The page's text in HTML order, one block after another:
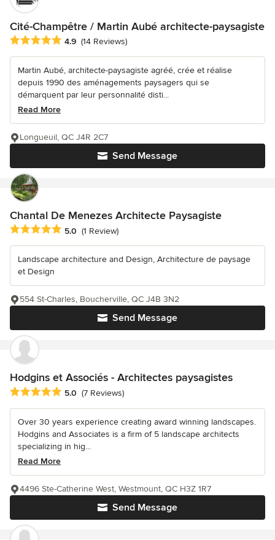
Cité-Champêtre / Martin Aubé architecte-paysagiste
Average rating: 4.9 out of 5 stars
4.9 (14 Reviews)
Martin Aubé, architecte-paysagiste agréé, crée et réalise
depuis 1990 des aménagements paysagers qui se
démarquent par leur personnalité disti...
Read More
Send Message
Longueuil, QC J4R 2C7
Chantal De Menezes Architecte Paysagiste
Average rating: 5 out of 5 stars
5.0 (1 Review)
Landscape architecture and Design, Architecture de paysage
et Design
Send Message
554 St-Charles, Boucherville, QC J4B 3N2
Hodgins et Associés - Architectes paysagistes
Average rating: 5 out of 5 stars
5.0 (7 Reviews)
Over 30 years experience creating award winning landscapes.
Hodgins and Associates is a firm of 5 landscape architects
specializing in hig...
Read More
Send Message
4496 Ste-Catherine West, Westmount, QC H3Z 1R7